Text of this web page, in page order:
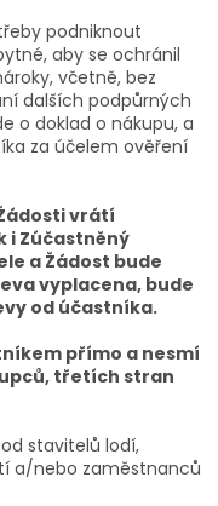
podniknout
aby se ochránil
včetně, bez
dalších podpůrných
o doklad o nákupu, a
za účelem ověření
vrátí
i Zúčastněný
a Žádost bude
vyplacena, bude
od účastníka.
přímo a nesmí
třetích stran
stavitelů lodí,
a/nebo zaměstnanců